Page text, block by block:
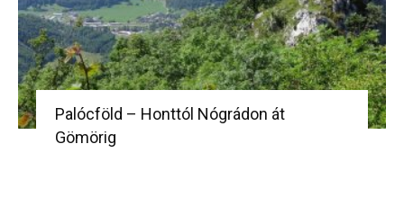
Palócföld – Honttól Nógrádon át
Gömörig